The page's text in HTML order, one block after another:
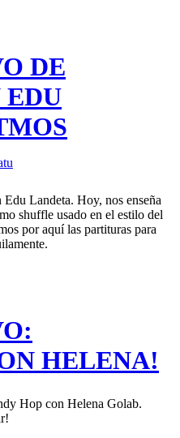
DE
EDU
Edu Landeta. Hoy, nos enseña
shuffle usado en el estilo del
por aquí las partituras para
HELENA!
Hop con Helena Golab.